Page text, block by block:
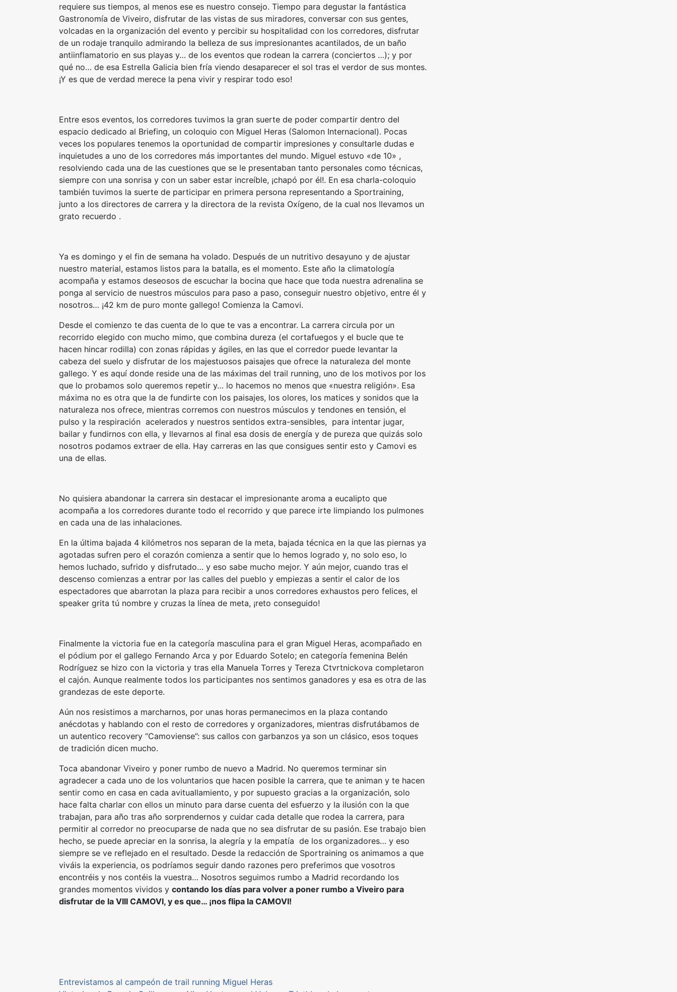
requiere sus tiempos, al menos ese es nuestro consejo. Tiempo para degustar la fantástica
Gastronomía de Viveiro, disfrutar de las vistas de sus miradores, conversar con sus gentes,
volcadas en la organización del evento y percibir su hospitalidad con los corredores, disfrutar
de un rodaje tranquilo admirando la belleza de sus impresionantes acantilados, de un baño
antiinflamatorio en sus playas y… de los eventos que rodean la carrera (conciertos …); y por
qué no… de esa Estrella Galicia bien fría viendo desaparecer el sol tras el verdor de sus montes.
¡Y es que de verdad merece la pena vivir y respirar todo eso!
Entre esos eventos, los corredores tuvimos la gran suerte de poder compartir dentro del
espacio dedicado al Briefing, un coloquio con Miguel Heras (Salomon Internacional). Pocas
veces los populares tenemos la oportunidad de compartir impresiones y consultarle dudas e
inquietudes a uno de los corredores más importantes del mundo. Miguel estuvo «de 10» ,
resolviendo cada una de las cuestiones que se le presentaban tanto personales como técnicas,
siempre con una sonrisa y con un saber estar increíble, ¡chapó por él!. En esa charla-coloquio
también tuvimos la suerte de participar en primera persona representando a Sportraining,
junto a los directores de carrera y la directora de la revista Oxígeno, de la cual nos llevamos un
grato recuerdo .
Ya es domingo y el fin de semana ha volado. Después de un nutritivo desayuno y de ajustar
nuestro material, estamos listos para la batalla, es el momento. Este año la climatología
acompaña y estamos deseosos de escuchar la bocina que hace que toda nuestra adrenalina se
ponga al servicio de nuestros músculos para paso a paso, conseguir nuestro objetivo, entre él y
nosotros… ¡42 km de puro monte gallego! Comienza la Camovi.
Desde el comienzo te das cuenta de lo que te vas a encontrar. La carrera circula por un
recorrido elegido con mucho mimo, que combina dureza (el cortafuegos y el bucle que te
hacen hincar rodilla) con zonas rápidas y ágiles, en las que el corredor puede levantar la
cabeza del suelo y disfrutar de los majestuosos paisajes que ofrece la naturaleza del monte
gallego. Y es aquí donde reside una de las máximas del trail running, uno de los motivos por los
que lo probamos solo queremos repetir y… lo hacemos no menos que «nuestra religión». Esa
máxima no es otra que la de fundirte con los paisajes, los olores, los matices y sonidos que la
naturaleza nos ofrece, mientras corremos con nuestros músculos y tendones en tensión, el
pulso y la respiración acelerados y nuestros sentidos extra-sensibles, para intentar jugar,
bailar y fundirnos con ella, y llevarnos al final esa dosis de energía y de pureza que quizás solo
nosotros podamos extraer de ella. Hay carreras en las que consigues sentir esto y Camovi es
una de ellas.
No quisiera abandonar la carrera sin destacar el impresionante aroma a eucalipto que
acompaña a los corredores durante todo el recorrido y que parece irte limpiando los pulmones
en cada una de las inhalaciones.
En la última bajada 4 kilómetros nos separan de la meta, bajada técnica en la que las piernas ya
agotadas sufren pero el corazón comienza a sentir que lo hemos logrado y, no solo eso, lo
hemos luchado, sufrido y disfrutado… y eso sabe mucho mejor. Y aún mejor, cuando tras el
descenso comienzas a entrar por las calles del pueblo y empiezas a sentir el calor de los
espectadores que abarrotan la plaza para recibir a unos corredores exhaustos pero felices, el
speaker grita tú nombre y cruzas la línea de meta, ¡reto conseguido!
Finalmente la victoria fue en la categoría masculina para el gran Miguel Heras, acompañado en
el pódium por el gallego Fernando Arca y por Eduardo Sotelo; en categoría femenina Belén
Rodríguez se hizo con la victoria y tras ella Manuela Torres y Tereza Ctvrtnickova completaron
el cajón. Aunque realmente todos los participantes nos sentimos ganadores y esa es otra de las
grandezas de este deporte.
Aún nos resistimos a marcharnos, por unas horas permanecimos en la plaza contando
anécdotas y hablando con el resto de corredores y organizadores, mientras disfrutábamos de
un autentico recovery “Camoviense”: sus callos con garbanzos ya son un clásico, esos toques
de tradición dicen mucho.
Toca abandonar Viveiro y poner rumbo de nuevo a Madrid. No queremos terminar sin
agradecer a cada uno de los voluntarios que hacen posible la carrera, que te animan y te hacen
sentir como en casa en cada avituallamiento, y por supuesto gracias a la organización, solo
hace falta charlar con ellos un minuto para darse cuenta del esfuerzo y la ilusión con la que
trabajan, para año tras año sorprendernos y cuidar cada detalle que rodea la carrera, para
permitir al corredor no preocuparse de nada que no sea disfrutar de su pasión. Ese trabajo bien
hecho, se puede apreciar en la sonrisa, la alegría y la empatía de los organizadores… y eso
siempre se ve reflejado en el resultado. Desde la redacción de Sportraining os animamos a que
viváis la experiencia, os podríamos seguir dando razones pero preferimos que vosotros
encontréis y nos contéis la vuestra… Nosotros seguimos rumbo a Madrid recordando los
grandes momentos vividos y contando los días para volver a poner rumbo a Viveiro para
disfrutar de la VIII CAMOVI, y es que… ¡nos flipa la CAMOVI!
Navegación
Entrevistamos al campeón de trail running Miguel Heras